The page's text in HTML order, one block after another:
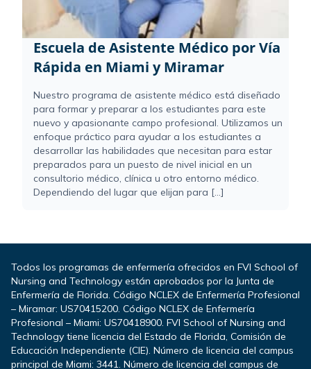
Escuela de Asistente Médico por Vía
Rápida en Miami y Miramar
Nuestro programa de asistente médico está diseñado
para formar y preparar a los estudiantes para este
nuevo y apasionante campo profesional. Utilizamos un
enfoque práctico para ayudar a los estudiantes a
desarrollar las habilidades que necesitan para estar
preparados para un puesto de nivel inicial en un
consultorio médico, clínica u otro entorno médico.
Dependiendo del lugar que elijan para [...]
Todos los programas de enfermería ofrecidos en FVI School of
Nursing and Technology están aprobados por la Junta de
Enfermería de Florida. Código NCLEX de Enfermería Profesional
– Miramar: US70415200. Código NCLEX de Enfermería
Profesional – Miami: US70418900. FVI School of Nursing and
Technology tiene licencia del Estado de Florida, Comisión de
Educación Independiente (CIE). Número de licencia del campus
principal de Miami: 3441. Número de licencia del campus de